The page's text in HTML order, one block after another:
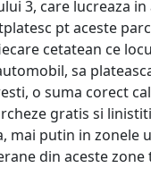
3, care lucreaza
pt aceste
cetatean ce
sa
o suma corect
gratis si
mai putin in zonele
din aceste